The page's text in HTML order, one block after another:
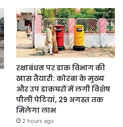
रक्षाबंधन पर डाक विभाग की
खास तैयारी: कोरबा के मुख्य
और उप डाकघरों में लगी विशेष
पीली पेटियां, 29 अगस्त तक
मिलेगा लाभ
2 hours ago